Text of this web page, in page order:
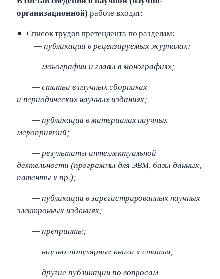
организационной) работе входят:
Список трудов претендента по разделам:
— публикации в рецензируемых журналах;
— монографии и главы в монографиях;
— статьи в научных сборниках
и периодических научных изданиях;
— публикации в материалах научных
мероприятий;
— результаты интеллектуальной
деятельности (программы для ЭВМ, базы данных,
патенты и пр.);
— публикации в зарегистрированных научных
электронных изданиях;
— препринты;
— научно-популярные книги и статьи;
— другие публикации по вопросам